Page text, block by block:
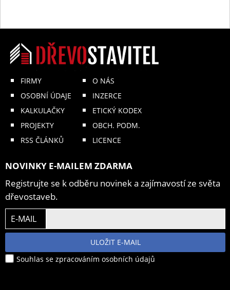
FIRMY
OSOBNÍ ÚDAJE
KALKULAČKY
PROJEKTY
RSS ČLÁNKŮ
O NÁS
INZERCE
ETICKÝ KODEX
OBCH. PODM.
LICENCE
NOVINKY E-MAILEM ZDARMA
Registrujte se k odběru novinek a zajímavostí ze světa
dřevostaveb.
E-MAIL
ULOŽIT E-MAIL
Souhlas se zpracováním osobních údajů